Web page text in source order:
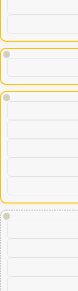
!
!
!